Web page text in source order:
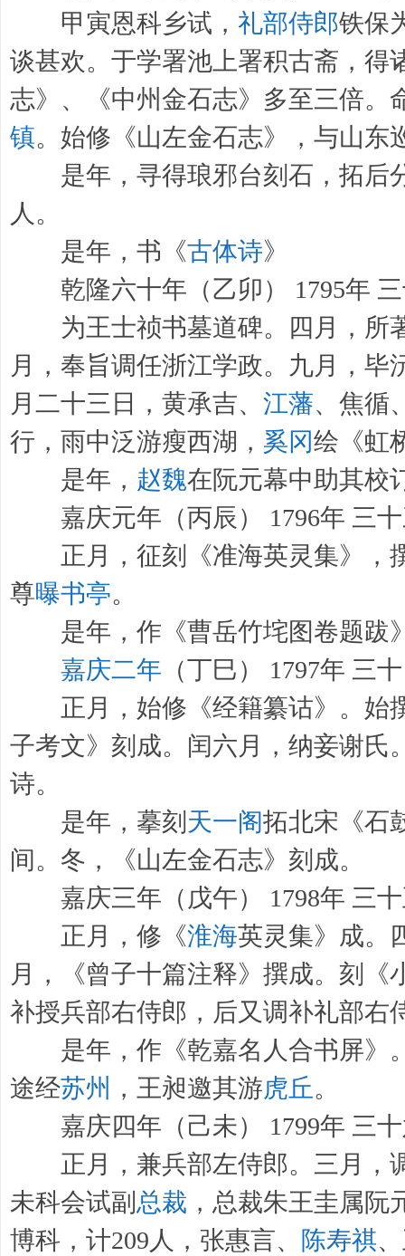
甲寅恩科乡试， 礼部侍郎铁保
谈甚欢。于学署池上署积古斋，得
志》、《中州金石志》多至三倍。
镇。始修《山左金石志》，与山东
是年，寻得琅邪台刻石，拓后
人。
是年，书《古体诗》
乾隆六十年（乙卯） 1795年 三
为王士祯书墓道碑。四月，所
月，奉旨调任浙江学政。九月，
月二十三日，黄承吉、 江藩、焦循
行，雨中泛游瘦西湖， 奚冈绘《虹
是年， 赵魏在阮元幕中助其校
嘉庆元年（丙辰） 1796年 三十
正月，征刻《准海英灵集》，
尊曝书亭。
是年，作《曹岳竹垞图卷题跋
嘉庆二年 （丁巳） 1797年 三
正月，始修《经籍纂诂》。始
子考文》刻成。闰六月，纳妾谢氏
诗。
是年，摹刻 天一阁拓北宋《石
间。冬，《山左金石志》刻成。
嘉庆三年（戊午） 1798年 三十
正月，修《淮海英灵集》成。
月，《曾子十篇注释》撰成。刻
补授兵部右侍郎，后又调补礼部右
是年，作《乾嘉名人合书屏》
途经苏州 ，王昶邀其游虎丘。
嘉庆四年（己未） 1799年 三十
正月，兼兵部左侍郎。三月，
未科会试副 总裁 ，总裁朱王圭属
博科，计209人，张惠言、 陈寿祺